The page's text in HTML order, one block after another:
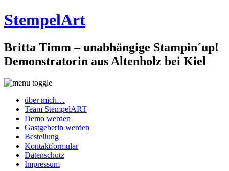
StempelArt
Britta Timm – unabhängige Stampin´up!
Demonstratorin aus Altenholz bei Kiel
über mich…
Team StempelART
Demo werden
Gastgeberin werden
Bestellung
Kontaktformular
Datenschutz
Impressum